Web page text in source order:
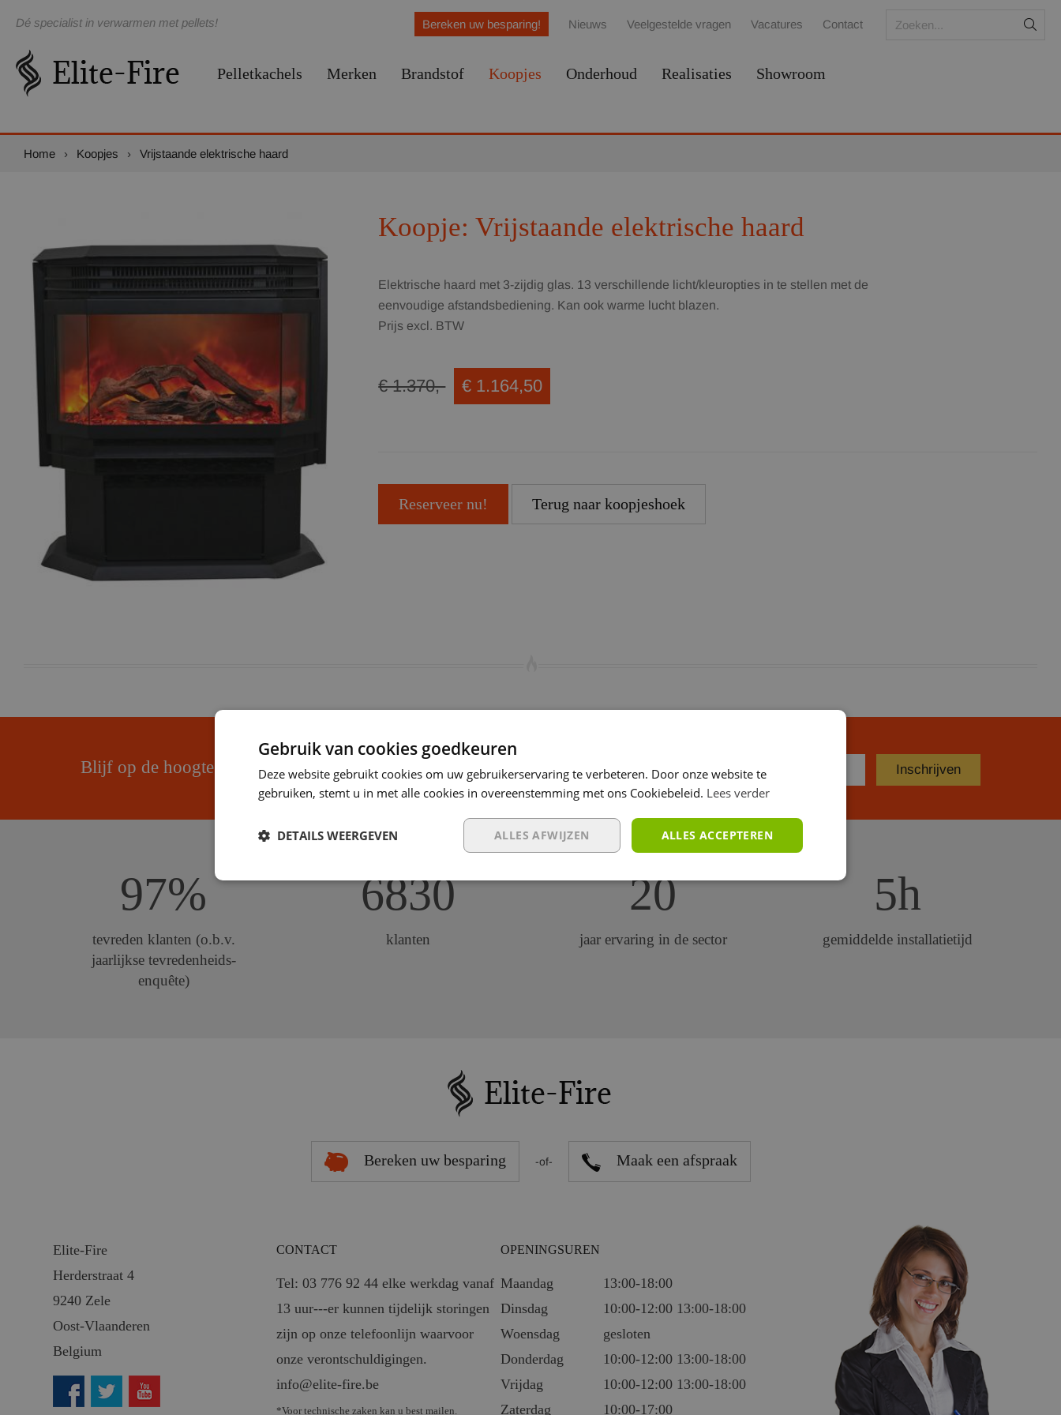
Pelletkachels Merken Brandstof Koopjes Onderhoud Realisaties Showroom
Dé specialist in verwarmen met pellets! Bereken uw besparing! Nieuws Veelgestelde vragen Vacatures Contact
Home › Koopjes › Vrijstaande elektrische haard
Koopje: Vrijstaande elektrische haard
Elektrische haard met 3-zijdig glas. 13 verschillende licht/kleuropties in te stellen met de
eenvoudige afstandsbediening. Kan ook warme lucht blazen.
Prijs excl. BTW
€ 1.370,- € 1.164,50
Reserveer nu! Terug naar koopjeshoek
Blijf op de hoogte van onze promoties
97%
tevreden klanten (o.b.v.
jaarlijkse tevredenheids-
enquête)
6830
klanten
20
jaar ervaring in de sector
5h
gemiddelde installatietijd
Bereken uw besparing -of- Maak een afspraak
Elite-Fire
Herderstraat 4
9240 Zele
Oost-Vlaanderen
Belgium
CONTACT
Tel: 03 776 92 44 elke werkdag vanaf
13 uur---er kunnen tijdelijk storingen
zijn op onze telefoonlijn waarvoor
onze verontschuldigingen.
info@elite-fire.be
*Voor technische zaken kan u best mailen.
OPENINGSUREN
Maandag
13:00-18:00
Dinsdag
10:00-12:00 13:00-18:00
Woensdag
gesloten
Donderdag
10:00-12:00 13:00-18:00
Vrijdag
10:00-12:00 13:00-18:00
Zaterdag
10:00-17:00
Gebruik van cookies goedkeuren
Deze website gebruikt cookies om uw gebruikerservaring te verbeteren. Door onze website te
gebruiken, stemt u in met alle cookies in overeenstemming met ons Cookiebeleid. Lees verder
ALLES ACCEPTEREN
ALLES AFWIJZEN
DETAILS WEERGEVEN